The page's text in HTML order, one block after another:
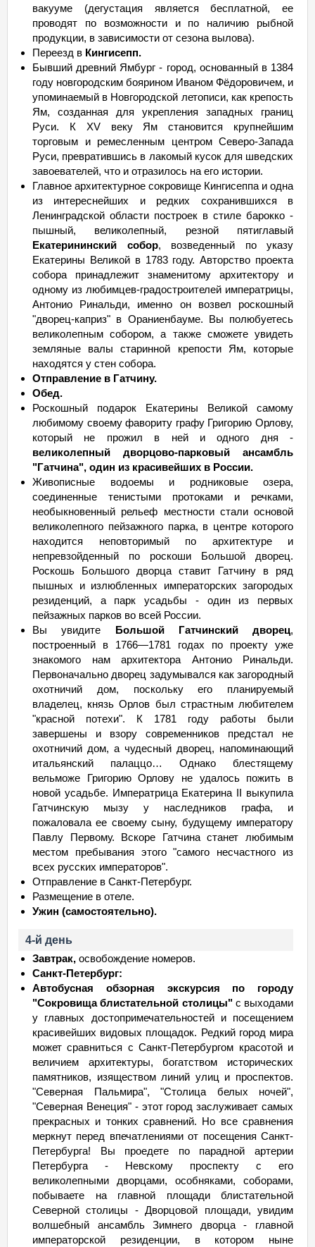
вакууме (дегустация является бесплатной, ее
проводят по возможности и по наличию рыбной
продукции, в зависимости от сезона вылова).
Переезд в Кингисепп.
Бывший древний Ямбург - город, основанный в 1384
году новгородским боярином Иваном Фёдоровичем, и
упоминаемый в Новгородской летописи, как крепость
Ям, созданная для укрепления западных границ
Руси. К XV веку Ям становится крупнейшим
торговым и ремесленным центром Северо-Запада
Руси, превратившись в лакомый кусок для шведских
завоевателей, что и отразилось на его истории.
Главное архитектурное сокровище Кингисеппа и одна
из интереснейших и редких сохранившихся в
Ленинградской области построек в стиле барокко -
пышный, великолепный, резной пятиглавый
Екатерининский собор, возведенный по указу
Екатерины Великой в 1783 году. Авторство проекта
собора принадлежит знаменитому архитектору и
одному из любимцев-градостроителей императрицы,
Антонио Ринальди, именно он возвел роскошный
"дворец-каприз" в Ораниенбауме. Вы полюбуетесь
великолепным собором, а также сможете увидеть
земляные валы старинной крепости Ям, которые
находятся у стен собора.
Отправление в Гатчину.
Обед.
Роскошный подарок Екатерины Великой самому
любимому своему фавориту графу Григорию Орлову,
который не прожил в ней и одного дня -
великолепный дворцово-парковый ансамбль
"Гатчина", один из красивейших в России.
Живописные водоемы и родниковые озера,
соединенные тенистыми протоками и речками,
необыкновенный рельеф местности стали основой
великолепного пейзажного парка, в центре которого
находится неповторимый по архитектуре и
непревзойденный по роскоши Большой дворец.
Роскошь Большого дворца ставит Гатчину в ряд
пышных и излюбленных императорских загородых
резиденций, а парк усадьбы - один из первых
пейзажных парков во всей России.
Вы увидите Большой Гатчинский дворец,
построенный в 1766—1781 годах по проекту уже
знакомого нам архитектора Антонио Ринальди.
Первоначально дворец задумывался как загородный
охотничий дом, поскольку его планируемый
владелец, князь Орлов был страстным любителем
"красной потехи". К 1781 году работы были
завершены и взору современников предстал не
охотничий дом, а чудесный дворец, напоминающий
итальянский палаццо… Однако блестящему
вельможе Григорию Орлову не удалось пожить в
новой усадьбе. Императрица Екатерина II выкупила
Гатчинскую мызу у наследников графа, и
пожаловала ее своему сыну, будущему императору
Павлу Первому. Вскоре Гатчина станет любимым
местом пребывания этого "самого несчастного из
всех русских императоров".
Отправление в Санкт-Петербург.
Размещение в отеле.
Ужин (самостоятельно).
4-й день
Завтрак, освобождение номеров.
Санкт-Петербург:
Автобусная обзорная экскурсия по городу
"Сокровища блистательной столицы"с выходами
у главных достопримечательностей и посещением
красивейших видовых площадок. Редкий город мира
может сравниться с Санкт-Петербургом красотой и
величием архитектуры, богатством исторических
памятников, изяществом линий улиц и проспектов.
"Северная Пальмира", "Столица белых ночей",
"Северная Венеция" - этот город заслуживает самых
прекрасных и тонких сравнений. Но все сравнения
меркнут перед впечатлениями от посещения Санкт-
Петербурга! Вы проедете по парадной артерии
Петербурга - Невскому проспекту с его
великолепными дворцами, особняками, соборами,
побываете на главной площади блистательной
Северной столицы - Дворцовой площади, увидим
волшебный ансамбль Зимнего дворца - главной
императорской резиденции, в котором ныне